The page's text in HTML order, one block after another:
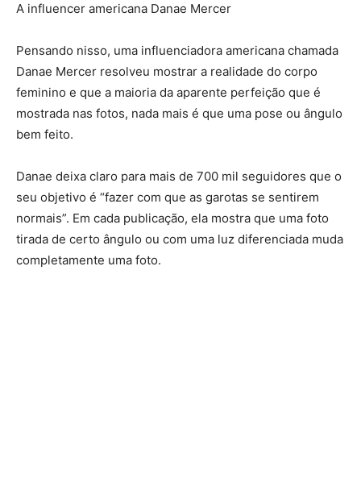
A influencer americana Danae Mercer
Pensando nisso, uma influenciadora americana chamada
Danae Mercer resolveu mostrar a realidade do corpo
feminino e que a maioria da aparente perfeição que é
mostrada nas fotos, nada mais é que uma pose ou ângulo
bem feito.
Danae deixa claro para mais de 700 mil seguidores que o
seu objetivo é “fazer com que as garotas se sentirem
normais”. Em cada publicação, ela mostra que uma foto
tirada de certo ângulo ou com uma luz diferenciada muda
completamente uma foto.